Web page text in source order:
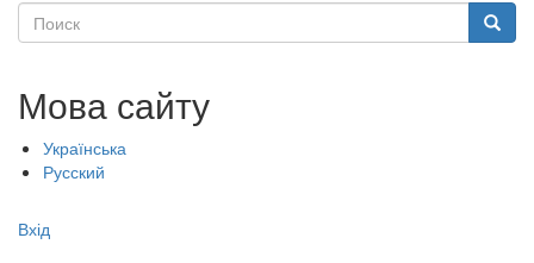
Поиск Поиск
Мова сайту
Українська
Русский
Меню
Вхід